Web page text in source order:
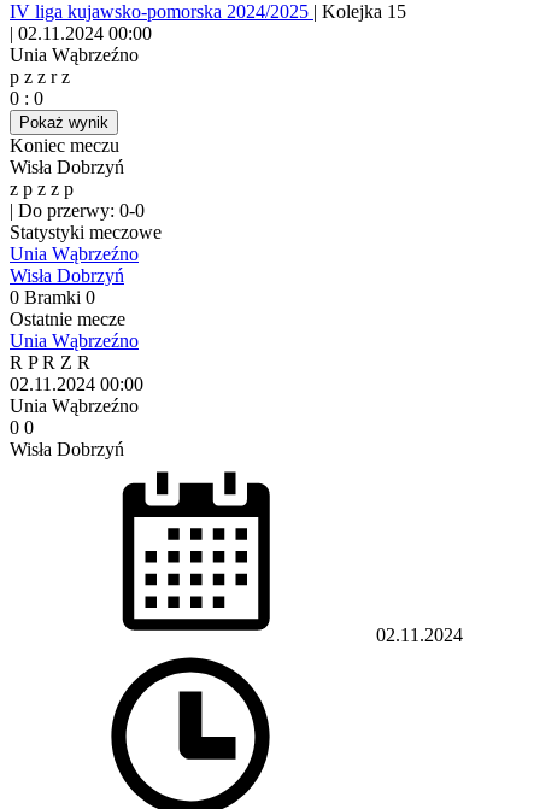
IV liga kujawsko-pomorska 2024/2025 | Kolejka 15
| 02.11.2024 00:00
Unia Wąbrzeźno
p z z rz
0 : 0
Pokaż wynik
Koniec meczu
Wisła Dobrzyń
z p z z p
| Do przerwy: 0-0
Statystyki meczowe
Unia Wąbrzeźno
Wisła Dobrzyń
0 Bramki 0
Ostatnie mecze
Unia Wąbrzeźno
R PR Z R
02.11.2024 00:00
Unia Wąbrzeźno
0 0
Wisła Dobrzyń
02.11.2024